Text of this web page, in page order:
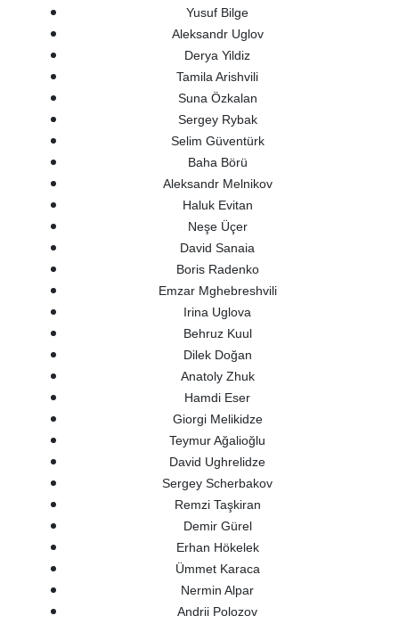
Yusuf Bilge
Aleksandr Uglov
Derya Yildiz
Tamila Arishvili
Suna Özkalan
Sergey Rybak
Selim Güventürk
Baha Börü
Aleksandr Melnikov
Haluk Evitan
Neşe Üçer
David Sanaia
Boris Radenko
Emzar Mghebreshvili
Irina Uglova
Behruz Kuul
Dilek Doğan
Anatoly Zhuk
Hamdi Eser
Giorgi Melikidze
Teymur Ağalioğlu
David Ughrelidze
Sergey Scherbakov
Remzi Taşkiran
Demir Gürel
Erhan Hökelek
Ümmet Karaca
Nermin Alpar
Andrii Polozov